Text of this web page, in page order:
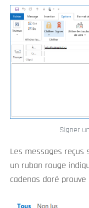
Signer
Les messages reçus
un ruban rouge
cadenas doré